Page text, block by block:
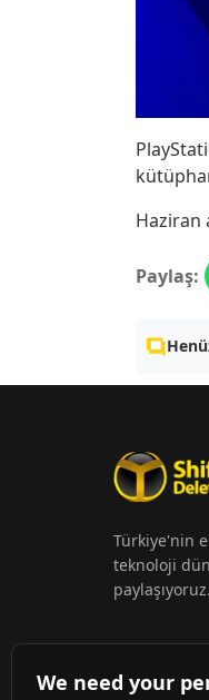
Haziran
Paylaş:
Türkiye'nin
teknoloji
paylaşıyoruz.